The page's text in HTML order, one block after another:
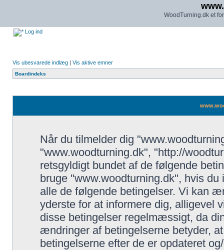
WoodTurning.dk et
Log ind
Vis ubesvarede indlæg | Vis aktive emner
Boardindeks
Når du tilmelder dig
"www.woodturning.dk", "http://
retsgyldigt bundet af de følgende
bruge "www.woodturning.dk", hvis
alle de følgende betingelser. Vi kan
yderste for at informere dig, alligevel
disse betingelser regelmæssigt, da
ændringer af betingelserne betyder,
betingelserne efter de er opdateret